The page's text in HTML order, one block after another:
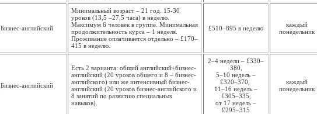
Бизнес-английский
Минимальный возраст – 21 год. 15-30
уроков (13,5 –27,5 часа) в неделю.
Максимум 6 человек в группе. Минимальная
продолжи­тельность курса – 1 неделя.
Проживание оплачивается отдельно – £170–
415 в неделю.
£510–895 в неделю
каждый
понедель­ник
Бизнес-английский
Есть 2 варианта: общий английский+бизнес-
английский (20 уроков общего и 8 – бизнес-
английского) или же интенсивный бизнес-
английский (20 уроков бизнес-английского и
8 занятий по развитию специальных
навыков).
2–4 недели – £330–
380,
5–10 недель –
£320–370,
11–16 недель –
£305–335,
от 17 недель –
£295–315
каждый
понедельник